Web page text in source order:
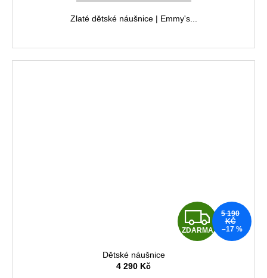
Zlaté dětské náušnice | Emmy's...
Z
D
ZDARMA
5 190
KČ
–17 %
Dětské náušnice
4 290 Kč